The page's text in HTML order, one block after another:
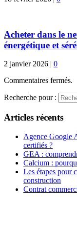
Acheter dans le
énergétique et
2 janvier 2026 | 0
Commentaires fermés.
Recherche pour :
Articles récents
Agence Google
certifiés ?
GEA :
Calcium :
Les étapes pour
construction
Contrat